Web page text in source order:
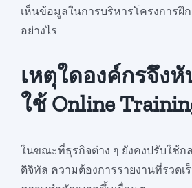
เห็นข้อมูลในการบริหารโครงการฝึ
อย่างไร
เหตุใดองค์กรจึง
ใช้ Online
ในขณะที่ธุรกิจต่าง ๆ ยังคงปรับใช้ก
ดิจิทัล ความต้องการรายงานที่รวดเ